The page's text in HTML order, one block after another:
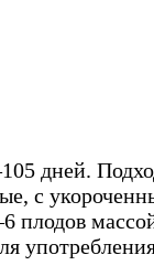
дней.
с
плодов